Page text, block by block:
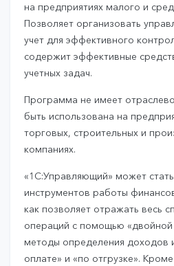
на предприятиях малого и
Позволяет организовать
учет для эффективного
содержит эффективные
учетных задач.
Программа не имеет
быть использована на
торговых, строительных и
компаниях.
«1С:Управляющий» может
инструментов работы
как позволяет отражать весь
операций с помощью «двойной
методы определения доходов
оплате» и «по отгрузке».